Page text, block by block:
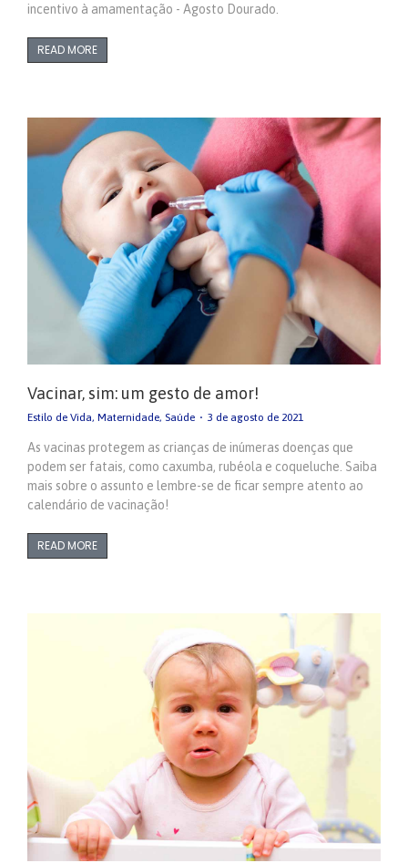
incentivo à amamentação - Agosto Dourado.
READ MORE
Vacinar, sim: um gesto de amor!
Estilo de Vida, Maternidade, Saúde 3 de agosto de 2021
As vacinas protegem as crianças de inúmeras doenças que
podem ser fatais, como caxumba, rubéola e coqueluche. Saiba
mais sobre o assunto e lembre-se de ficar sempre atento ao
calendário de vacinação!
READ MORE